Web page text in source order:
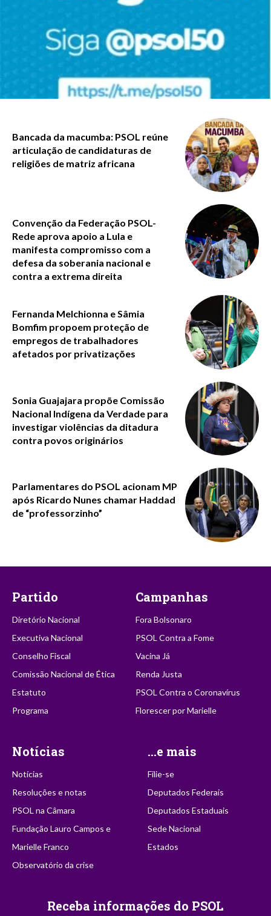
Bancada da macumba: PSOL reúne
articulação de candidaturas de
religiões de matriz africana
Convenção da Federação PSOL-
Rede aprova apoio a Lula e
manifesta compromisso com a
defesa da soberania nacional e
contra a extrema direita
Fernanda Melchionna e Sâmia
Bomfim propoem proteção de
empregos de trabalhadores
afetados por privatizações
Sonia Guajajara propõe Comissão
Nacional Indígena da Verdade para
investigar violências da ditadura
contra povos originários
Parlamentares do PSOL acionam MP
após Ricardo Nunes chamar Haddad
de “professorzinho”
Partido
Diretório Nacional
Executiva Nacional
Conselho Fiscal
Comissão Nacional de Ética
Estatuto
Programa
Campanhas
Fora Bolsonaro
PSOL Contra a Fome
Vacina Já
Renda Justa
PSOL Contra o Coronavírus
Florescer por Marielle
Notícias
Notícias
Resoluções e notas
PSOL na Câmara
Fundação Lauro Campos e
Marielle Franco
Observatório da crise
...e mais
Filie-se
Deputados Federais
Deputados Estaduais
Sede Nacional
Estados
Receba informações do PSOL